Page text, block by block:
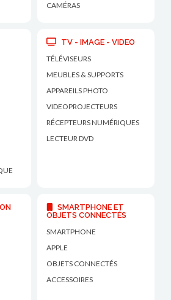
CAMÉRAS
TV - IMAGE - VIDEO
TÉLÉVISEURS
MEUBLES & SUPPORTS
APPAREILS PHOTO
VIDEOPROJECTEURS
RÉCEPTEURS NUMÉRIQUES
LECTEUR DVD
SMARTPHONE ET
OBJETS CONNECTÉS
SMARTPHONE
APPLE
OBJETS CONNECTÉS
ACCESSOIRES